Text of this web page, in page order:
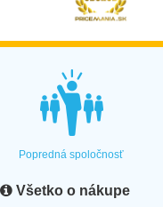
Popredná spoločnosť
Všetko o nákupe